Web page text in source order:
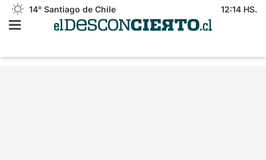
14° Santiago de Chile 12:14 HS.